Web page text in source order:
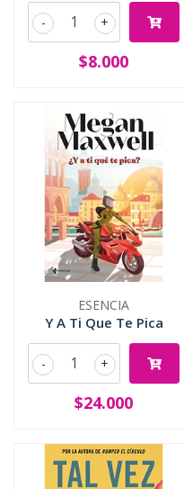
+
-
$8.000
ESENCIA
Y A Ti Que Te Pica
+
-
$24.000